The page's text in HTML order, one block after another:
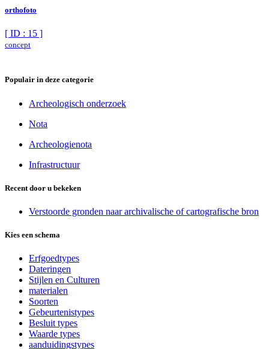
orthofoto
[ ID : 15 ]
concept
Populair in deze categorie
Archeologisch onderzoek
Nota
Archeologienota
Infrastructuur
Recent door u bekeken
Verstoorde gronden naar archivalische of cartografische bron
Kies een schema
Erfgoedtypes
Dateringen
Stijlen en Culturen
materialen
Soorten
Gebeurtenistypes
Besluit types
Waarde types
aanduidingstypes